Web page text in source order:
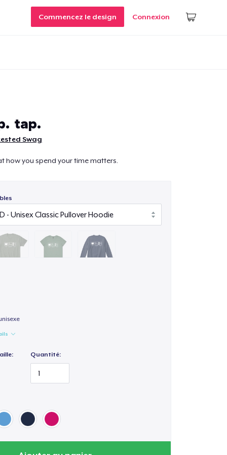
Commencez le design Connexion
tap.
Swag
how you spend your time matters.
Quantité: